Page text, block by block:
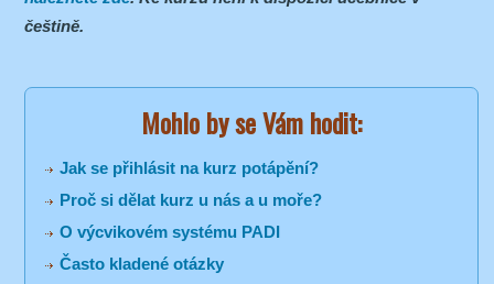
češtině.
Mohlo by se Vám hodit:
Jak se přihlásit na kurz potápění?
Proč si dělat kurz u nás a u moře?
O výcvikovém systému PADI
Často kladené otázky